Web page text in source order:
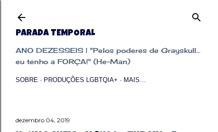
PARADA TEMPORAL
ANO DEZESSEIS | "Pelos poderes de Grayskull...
eu tenho a FORÇA!" (He-Man)
SOBRE PRODUÇÕES LGBTQIA+ MAIS…
dezembro 04, 2019